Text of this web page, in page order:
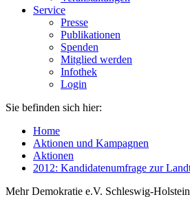
Service
Presse
Publikationen
Spenden
Mitglied werden
Infothek
Login
Sie befinden sich hier:
Home
Aktionen und Kampagnen
Aktionen
2012: Kandidatenumfrage zur
Mehr Demokratie e.V. Schleswig-